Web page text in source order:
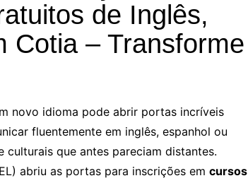
de Inglês,
Cotia – Transforme
novo idioma pode abrir portas incríveis
fluentemente em inglês, espanhol ou
que antes pareciam distantes.
abriu as portas para inscrições em cursos